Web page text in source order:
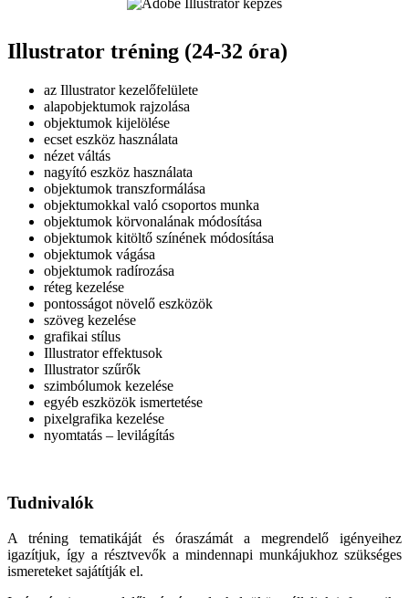
Illustrator tréning (24-32 óra)
az Illustrator kezelőfelülete
alapobjektumok rajzolása
objektumok kijelölése
ecset eszköz használata
nézet váltás
nagyító eszköz használata
objektumok transzformálása
objektumokkal való csoportos munka
objektumok körvonalának módosítása
objektumok kitöltő színének módosítása
objektumok vágása
objektumok radírozása
réteg kezelése
pontosságot növelő eszközök
szöveg kezelése
grafikai stílus
Illustrator effektusok
Illustrator szűrők
szimbólumok kezelése
egyéb eszközök ismertetése
pixelgrafika kezelése
nyomtatás – levilágítás
Tudnivalók
A tréning tematikáját és óraszámát a megrendelő igényeihez
igazítjuk, így a résztvevők a mindennapi munkájukhoz szükséges
ismereteket sajátítják el.